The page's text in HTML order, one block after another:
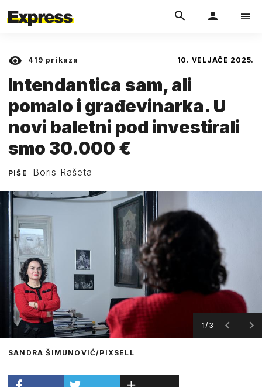
419 prikaza 10. VELJAČE 2025.
Intendantica sam, ali
pomalo i građevinarka. U
novi baletni pod investirali
smo 30.000 €
PIŠE Boris Rašeta
1/3
SANDRA ŠIMUNOVIĆ/PIXSELL